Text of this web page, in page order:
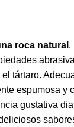
roca natural .
tártaro.
espumosa y
gustativa